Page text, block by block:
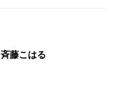
斉藤こはる